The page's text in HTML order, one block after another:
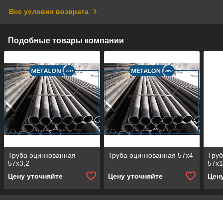
Все условия возврата
Подобные товары компании
Труба оцинкованная
57х3,2
Цену уточняйте
Труба оцинкованная 57х4
Цену уточняйте